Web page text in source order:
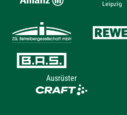
Ausrüster